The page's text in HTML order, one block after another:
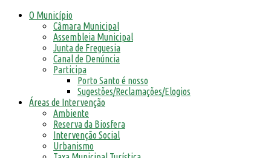
O Município
Câmara Municipal
Assembleia Municipal
Junta de Freguesia
Canal de Denúncia
Participa
Porto Santo é nosso
Sugestões/Reclamações/Elogios
Áreas de Intervenção
Ambiente
Reserva da Biosfera
Intervenção Social
Urbanismo